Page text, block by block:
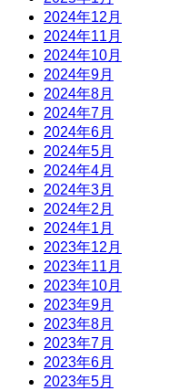
2024年12月
2024年11月
2024年10月
2024年9月
2024年8月
2024年7月
2024年6月
2024年5月
2024年4月
2024年3月
2024年2月
2024年1月
2023年12月
2023年11月
2023年10月
2023年9月
2023年8月
2023年7月
2023年6月
2023年5月